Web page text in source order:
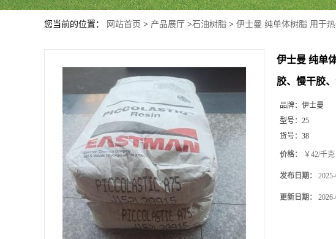
您当前的位置： 网站首页 > 产品展厅 >石油树脂 > 伊士曼 纯单体树脂 用于
伊士曼 纯单
胶、慢干胶
品牌： 伊士曼
型号： 25
货号： 38
价格： ￥42/千克
发布日期：
更新日期：